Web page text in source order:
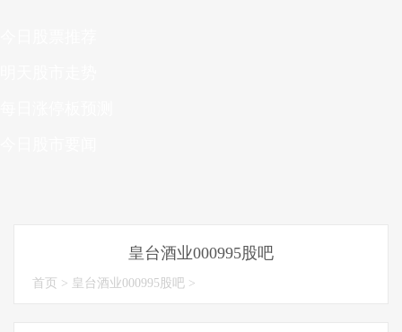
皇台酒业000995股吧
首页 > 皇台酒业000995股吧 >